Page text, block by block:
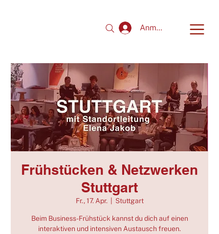
Anmelden
Frühstücken & Netzwerken
Stuttgart
Fr., 17. Apr. Stuttgart
Beim Business-Frühstück kannst du dich auf einen
interaktiven und intensiven Austausch freuen.